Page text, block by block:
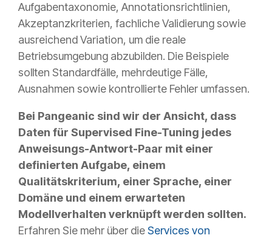
Aufgabentaxonomie, Annotationsrichtlinien,
Akzeptanzkriterien, fachliche Validierung sowie
ausreichend Variation, um die reale
Betriebsumgebung abzubilden. Die Beispiele
sollten Standardfälle, mehrdeutige Fälle,
Ausnahmen sowie kontrollierte Fehler umfassen.
Bei Pangeanic sind wir der Ansicht, dass
Daten für Supervised Fine-Tuning jedes
Anweisungs-Antwort-Paar mit einer
definierten Aufgabe, einem
Qualitätskriterium, einer Sprache, einer
Domäne und einem erwarteten
Modellverhalten verknüpft werden sollten.
Erfahren Sie mehr über dieServices von